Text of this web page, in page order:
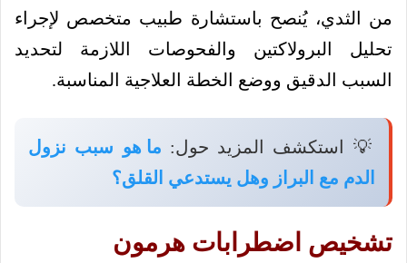
من الثدي، يُنصح باستشارة طبيب متخصص لإجراء
تحليل البرولاكتين والفحوصات اللازمة لتحديد
السبب الدقيق ووضع الخطة العلاجية المناسبة.
💡 استكشف المزيد حول: ما هو سبب نزول
الدم مع البراز وهل يستدعي القلق؟
تشخيص اضطرابات هرمون